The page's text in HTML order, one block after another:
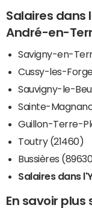
Salaires dans
André-en-
Savigny-en-
Cussy-les-
Sauvigny-le-
Sainte-
Guillon-Terre-
Toutry (21460)
Bussières
Salaires dans
En savoir